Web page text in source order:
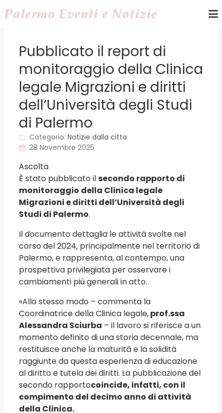
Pubblicato il report di
monitoraggio della Clinica
legale Migrazioni e diritti
dell’Università degli Studi
di Palermo
Categoria: Notizie dalla citta
28 Novembre 2025
Ascolta
È stato pubblicato ilsecondo rapporto di
monitoraggio della Clinica legale
Migrazioni e diritti dell’Università degli
Studi di Palermo.
Il documento dettaglia le attività svolte nel
corso del 2024, principalmente nel territorio di
Palermo, e rappresenta, al contempo, una
prospettiva privilegiata per osservare i
cambiamenti più generali in atto.
«Allo stesso modo – commenta la
Coordinatrice della Clinica legale,prof.ssa
Alessandra Sciurba – il lavoro si riferisce a un
momento definito di una storia decennale, ma
restituisce anche la maturità e la solidità
raggiunte da questa esperienza di educazione
al diritto e tutela dei diritti. La pubblicazione del
secondo rapportocoincide, infatti, con il
compimento del decimo anno di attività
della Clinica.